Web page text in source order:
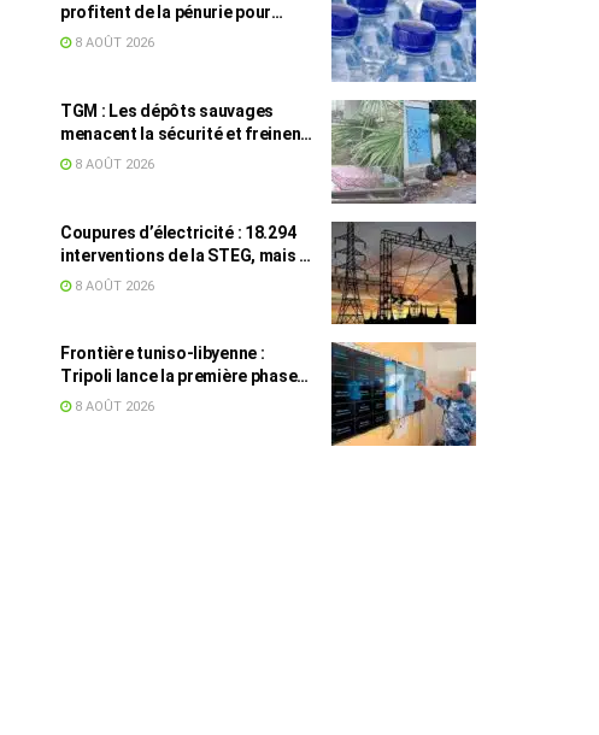
profitent de la pénurie pour
augmenter les prix
8 AOÛT 2026
TGM : Les dépôts sauvages
menacent la sécurité et freinent
les travaux
8 AOÛT 2026
Coupures d’électricité : 18.294
interventions de la STEG, mais la
colère ne retombe pas
8 AOÛT 2026
Frontière tuniso-libyenne :
Tripoli lance la première phase
d’un système de surveillance sur
8 AOÛT 2026